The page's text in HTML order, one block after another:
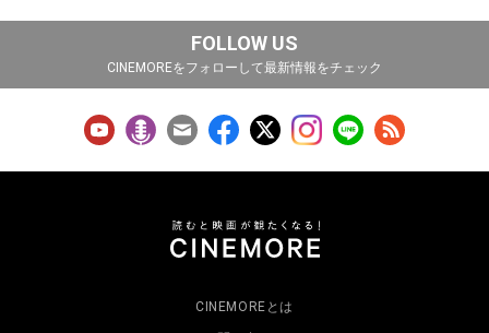
FOLLOW US
CINEMOREをフォローして最新情報をチェック
CINEMOREとは